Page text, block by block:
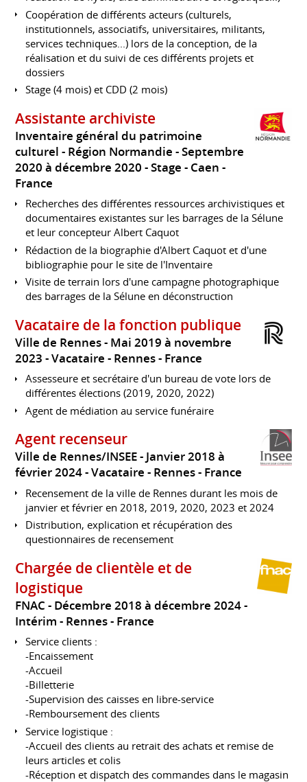
Coopération de différents acteurs (culturels,
institutionnels, associatifs, universitaires, militants,
services techniques...) lors de la conception, de la
réalisation et du suivi de ces différents projets et
dossiers
Stage (4 mois) et CDD (2 mois)
Assistante archiviste
Inventaire général du patrimoine
culturel - Région Normandie
Septembre
2020 à décembre 2020 Stage
Caen
France
Recherches des différentes ressources archivistiques et
documentaires existantes sur les barrages de la Sélune
et leur concepteur Albert Caquot
Rédaction de la biographie d'Albert Caquot et d'une
bibliographie pour le site de l'Inventaire
Visite de terrain lors d'une campagne photographique
des barrages de la Sélune en déconstruction
Vacataire de la fonction publique
Ville de Rennes
Mai 2019 à novembre
2023 Vacataire Rennes France
Assesseure et secrétaire d'un bureau de vote lors de
différentes élections (2019, 2020, 2022)
Agent de médiation au service funéraire
Agent recenseur
Ville de Rennes/INSEE
Janvier 2018 à
février 2024 Vacataire Rennes France
Recensement de la ville de Rennes durant les mois de
janvier et février en 2018, 2019, 2020, 2023 et 2024
Distribution, explication et récupération des
questionnaires de recensement
Chargée de clientèle et de
logistique
FNAC
Décembre 2018 à décembre 2024
Intérim
Rennes France
Service clients :
-Encaissement
-Accueil
-Billetterie
-Supervision des caisses en libre-service
-Remboursement des clients
Service logistique :
-Accueil des clients au retrait des achats et remise de
leurs articles et colis
-Réception et dispatch des commandes dans le magasin